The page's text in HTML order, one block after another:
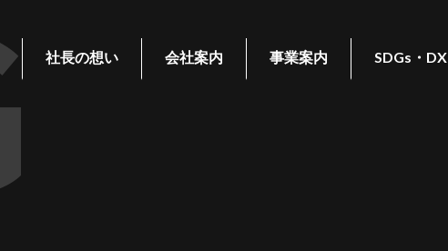
社長の想い 会社案内 事業案内 SDGs・DX